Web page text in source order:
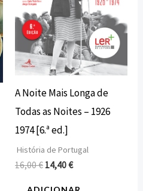
A Noite Mais Longa de
Todas as Noites – 1926
1974 [6.ª ed.]
História de Portugal
16,00€ 14,40€